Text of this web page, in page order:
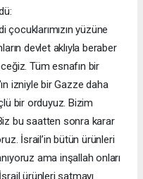
çocuklarımızın yüzüne
devlet aklıyla beraber
Tüm esnafın bir
izniyle bir Gazze daha
bir orduyuz. Bizim
bu saatten sonra karar
İsrail’in bütün ürünleri
ama inşallah onları
ürünleri satmayı